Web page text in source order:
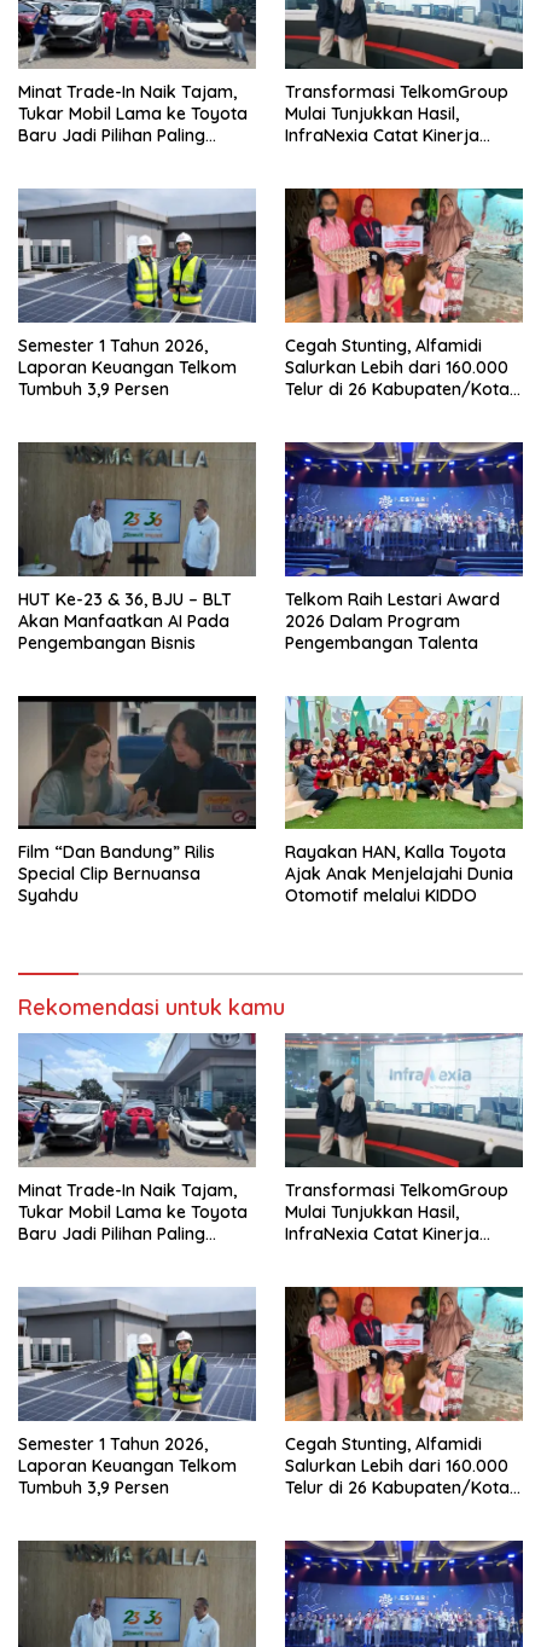
Minat Trade-In Naik Tajam,
Tukar Mobil Lama ke Toyota
Baru Jadi Pilihan Paling
Transformasi TelkomGroup
Mulai Tunjukkan Hasil,
InfraNexia Catat Kinerja
Semester 1 Tahun 2026,
Laporan Keuangan Telkom
Tumbuh 3,9 Persen
Cegah Stunting, Alfamidi
Salurkan Lebih dari 160.000
Telur di 26 Kabupaten/Kota
HUT Ke-23 & 36, BJU – BLT
Akan Manfaatkan AI Pada
Pengembangan Bisnis
Telkom Raih Lestari Award
2026 Dalam Program
Pengembangan Talenta
Film “Dan Bandung” Rilis
Special Clip Bernuansa
Syahdu
Rayakan HAN, Kalla Toyota
Ajak Anak Menjelajahi Dunia
Otomotif melalui KIDDO
Rekomendasi untuk kamu
Minat Trade-In Naik Tajam,
Tukar Mobil Lama ke Toyota
Baru Jadi Pilihan Paling
Transformasi TelkomGroup
Mulai Tunjukkan Hasil,
InfraNexia Catat Kinerja
Semester 1 Tahun 2026,
Laporan Keuangan Telkom
Tumbuh 3,9 Persen
Cegah Stunting, Alfamidi
Salurkan Lebih dari 160.000
Telur di 26 Kabupaten/Kota